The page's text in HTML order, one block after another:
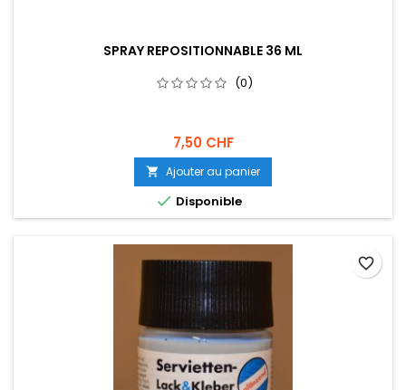
SPRAY REPOSITIONNABLE 36 ML
(0)
7,50 CHF
 Ajouter au panier
 Disponible
favorite_border